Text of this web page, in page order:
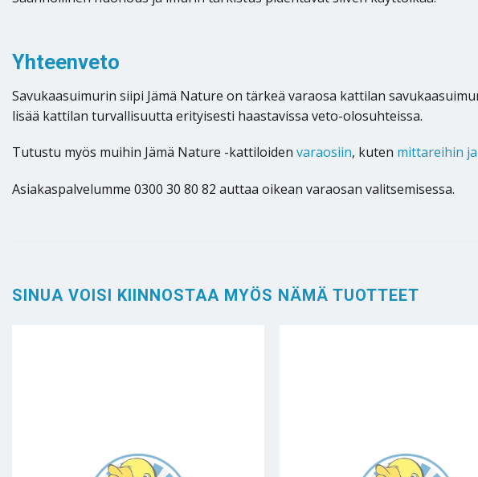
Yhteenveto
Savukaasuimurin siipi Jämä Nature on tärkeä varaosa kattilan
lisää kattilan turvallisuutta erityisesti haastavissa veto-olosuhteissa.
Tutustu myös muihin Jämä Nature -kattiloiden varaosiin, kuten mittareihin
Asiakaspalvelumme 0300 30 80 82 auttaa oikean varaosan valitsemisessa.
SINUA VOISI KIINNOSTAA MYÖS NÄMÄ TUOTTEET